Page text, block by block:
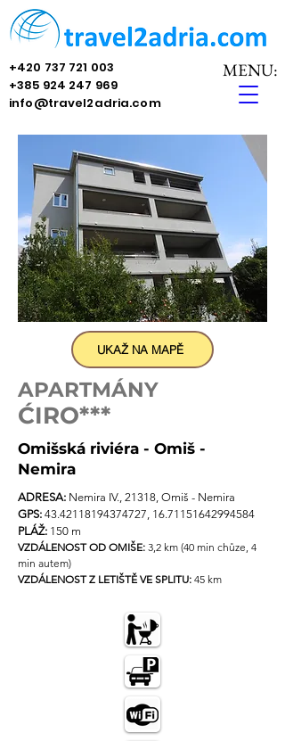
MENU:
+420 737 721 003
+385 924 247 969
info@travel2adria.com
UKAŽ NA MAPĚ
APARTMÁNY
ĆIRO***
Omišská riviéra - Omiš -
Nemira
ADRESA: Nemira IV., 21318, Omiš - Nemira
GPS: 43.42118194374727, 16.71151642994584
PLÁŽ: 150 m
VZDÁLENOST OD OMIŠE: 3,2 km (40 min chůze, 4
min autem)
VZDÁLENOST Z LETIŠTĚ VE SPLITU: 45 km